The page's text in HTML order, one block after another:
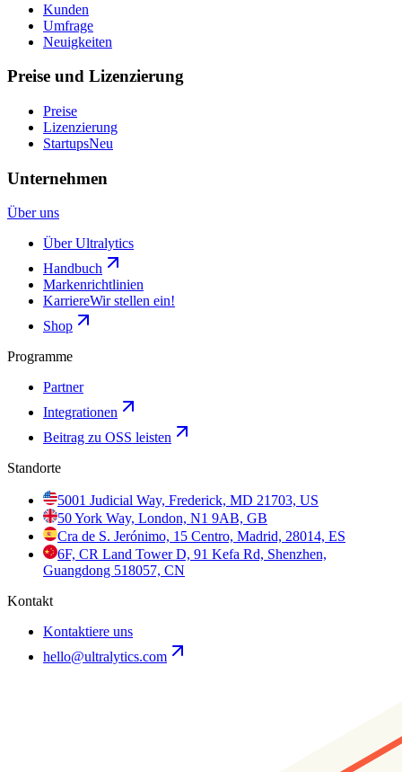
Kunden
Umfrage
Neuigkeiten
Preise und Lizenzierung
Preise
Lizenzierung
StartupsNeu
Unternehmen
Über uns
Über Ultralytics
Handbuch
Markenrichtlinien
KarriereWir stellen ein!
Shop
Programme
Partner
Integrationen
Beitrag zu OSS leisten
Standorte
5001 Judicial Way, Frederick, MD 21703, US
50 York Way, London, N1 9AB, GB
Cra de S. Jerónimo, 15 Centro, Madrid, 28014, ES
6F, CR Land Tower D, 91 Kefa Rd, Shenzhen,
Guangdong 518057, CN
Kontakt
Kontaktiere uns
hello@ultralytics.com